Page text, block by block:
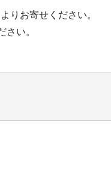
りお寄せください。
さい。